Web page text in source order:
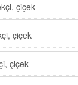
çiçek
çiçek
çiçek